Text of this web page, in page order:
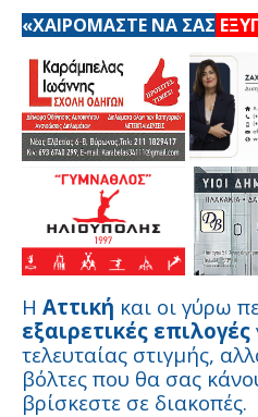
«ΧΑΙΡΟΜΑΣΤΕ ΝΑ ΣΑΣ
Η Αττική και οι γύρω
εξαιρετικές επιλογές
τελευταίας στιγμής,
βόλτες που θα σας
βρίσκεστε σε διακοπές.